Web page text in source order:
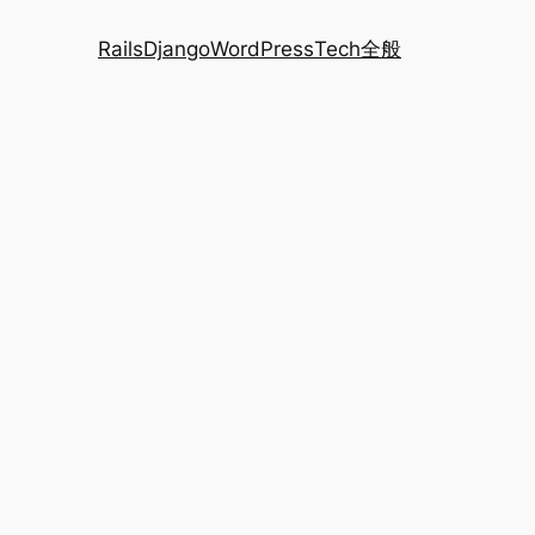
RailsDjangoWordPressTech全般